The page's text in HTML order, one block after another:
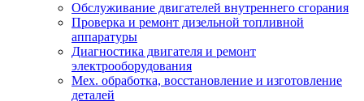
Обслуживание двигателей внутреннего сгорания
Проверка и ремонт дизельной топливной
аппаратуры
Диагностика двигателя и ремонт
электрооборудования
Мех. обработка, восстановление и изготовление
деталей